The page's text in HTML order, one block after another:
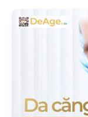
bí
hiền